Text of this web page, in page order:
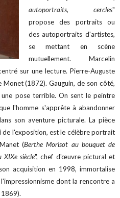
autoportraits, cercles"
propose des portraits ou
des autoportraits d'artistes,
se mettant en scène
mutuellement. Marcelin
sur une lecture. Pierre-Auguste
Monet (1872). Gauguin, de son côté,
pose terrible. On sent le peintre
l'homme s'apprête à abandonner
son aventure picturale. La pièce
de l'exposition, est le célèbre portrait
(Berthe Morisot au bouquet de
XIXe siècle", chef d'œuvre pictural et
acquisition en 1998, immortalise
dont la rencontre a
1869).